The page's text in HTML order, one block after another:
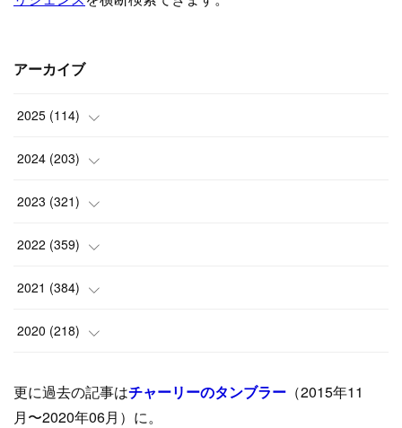
アーカイブ
2025 (114)
(1)
(8)
(6)
(9 )
(15
2024 (203)
(24)
(10)
(18)
(17)
2023 (321)
(25)
(17)
(35)
)
2022 (359)
(42)
(37)
(31)
2021 (384)
(9)
(39)
2020 (218)
(24)
更に過去の記事はチャーリーのタンブラー （2015年11
月〜2020年06月）に。